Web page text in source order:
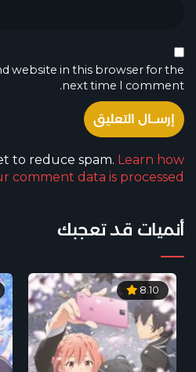
website in this browser for the
next time I comment.
to reduce spam. Learn how
comment data is processed.
أنميات قد تعجبك
8.10